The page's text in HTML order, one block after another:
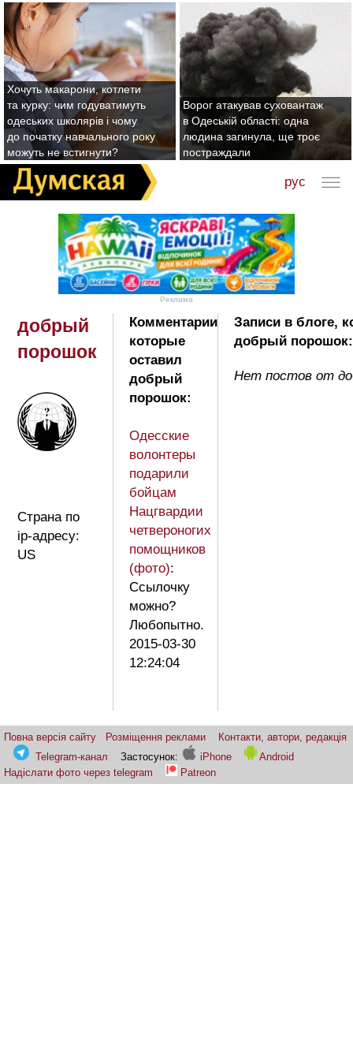
Хочуть макарони, котлети
та курку: чим годуватимуть
одеських школярів і чому
до початку навчального року
можуть не встигнути?
Ворог атакував суховантаж
в Одеській області: одна
людина загинула, ще троє
постраждали
рус
Реклама
добрый
порошок
Страна по
ip-адресу:
US
Комментарии
которые
оставил
добрый
порошок:
Одесские
волонтеры
подарили
бойцам
Нацгвардии
четвероногих
помощников
(фото):
Ссылочку
можно?
Любопытно.
2015-03-30
12:24:04
Записи в блоге,
добрый порошок:
Нет постов от
Повна версія сайту Розміщення реклами
Контакти, автори, редакція
Telegram-канал
Застосунок: iPhone
Android
Надіслати фото через telegram
Patreon